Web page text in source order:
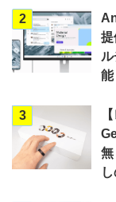
2
提
能
3
無